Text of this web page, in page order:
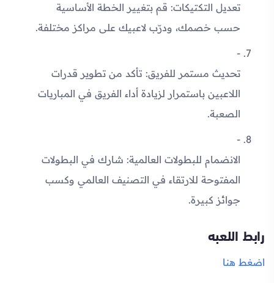
تعديل التكتيكات: قم بتغيير الخطة الأساسية
حسب خصمك، ودرّب لاعبيك على مراكز مختلفة.
تحديث مستمر للفريق: تأكد من تطوير قدرات
اللاعبين باستمرار لزيادة أداء الفريق في المباريات
الصعبة.
الانضمام للبطولات العالمية: شارك في البطولات
المفتوحة للارتقاء في التصنيف العالمي وكسب
جوائز كبيرة.
رابط اللعبه
اضغط هنا